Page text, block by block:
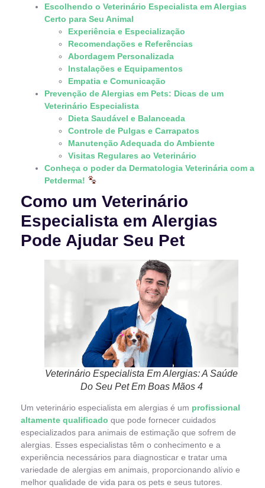
Escolhendo o Veterinário Especialista em Alergias
Certo para Seu Animal
Experiência e Especialização
Recomendações e Referências
Abordagem Personalizada
Instalações e Equipamentos
Empatia e Comunicação
Prevenção de Alergias em Pets: Dicas de um
Veterinário Especialista
Dieta Saudável e Balanceada
Controle de Pulgas e Carrapatos
Manutenção Adequada do Ambiente
Visitas Regulares ao Veterinário
Conheça o poder da Dermatologia Veterinária com a
Petderma!
Como um Veterinário
Especialista em Alergias
Pode Ajudar Seu Pet
Veterinário Especialista Em Alergias: A Saúde
Do Seu Pet Em Boas Mãos 4
Um veterinário especialista em alergias é um profissional
altamente qualificado que pode fornecer cuidados
especializados para animais de estimação que sofrem de
alergias. Esses especialistas têm o conhecimento e a
experiência necessários para diagnosticar e tratar uma
variedade de alergias em animais, proporcionando alívio e
melhor qualidade de vida para os pets e seus tutores.